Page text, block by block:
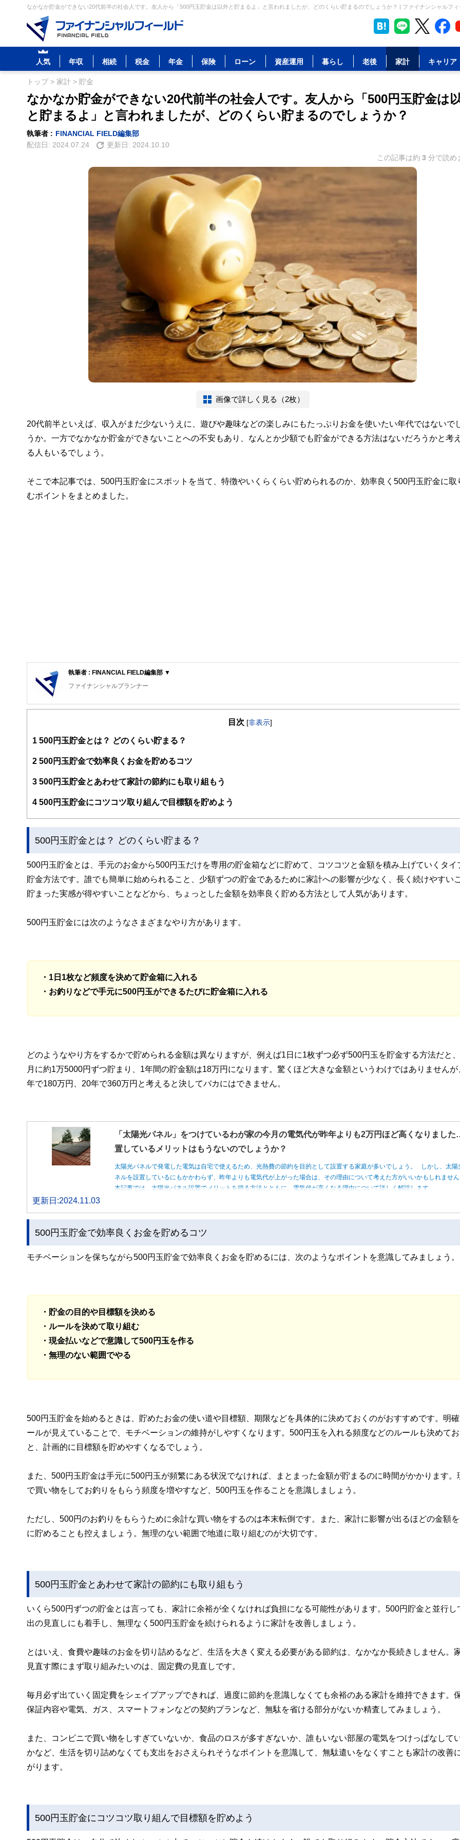
なかなか貯金ができない20代前半の社会人です。友人から「500円玉貯金は以外と貯まるよ」と言われましたが、どのくらい貯まるのでしょうか？ | ファイナンシャルフィ
人気 年収 相続 税金 年金 保険 ローン 資産運用 暮らし 老後 家計 キャリア
トップ> 家計 > 貯金
なかなか貯金ができない20代前半の社会人です。友人から「500円玉貯金は
と貯まるよ」と言われましたが、どのくらい貯まるのでしょうか？
執筆者 : FINANCIAL FIELD編集部
配信日: 2024.07.24 更新日: 2024.10.10
この記事は約 3 分で読め
画像で詳しく見る（2枚）
20代前半といえば、収入がまだ少ないうえに、遊びや趣味などの楽しみにもたっぷりお金を使いたい年代ではないで
うか。一方でなかなか貯金ができないことへの不安もあり、なんとか少額でも貯金ができる方法はないだろうかと考
る人もいるでしょう。
そこで本記事では、500円玉貯金にスポットを当て、特徴やいくらくらい貯められるのか、効率良く500円玉貯金に取
むポイントをまとめました。
執筆者 : FINANCIAL FIELD編集部 ▼
ファイナンシャルプランナー
FinancialField編集部は、金融、経済に関する記事を、日々の暮らしにどのような影響を与えるかという視点で、お金の知識がない方でも理解
案から記事掲載まですべての工程に関わることで、読者目線のコンテンツを追求しています。
FinancialFieldの特徴は、ファイナンシャルプランナー、弁護士、税理士、宅地建物取引士、相続診断士、住宅ローンアドバイザー、DCプラン
ー、公認会計士、社会保険労務士、行政書士、投資アナリスト、キャリアコンサルタントなど150名以上の有資格者を執筆者・監修者として迎
と、読み応えのあるコンテンツと確かな情報発信を実現しています。
私たちは、快適でより良い生活のアイデアを提供するお金のコンシェルジュを目指します。
目次 [非表示]
1 500円玉貯金とは？ どのくらい貯まる？
2 500円玉貯金で効率良くお金を貯めるコツ
3 500円玉貯金とあわせて家計の節約にも取り組もう
4 500円玉貯金にコツコツ取り組んで目標額を貯めよう
500円玉貯金とは？ どのくらい貯まる？
500円玉貯金とは、手元のお金から500円玉だけを専用の貯金箱などに貯めて、コツコツと金額を積み上げていくタイ
貯金方法です。誰でも簡単に始められること、少額ずつの貯金であるために家計への影響が少なく、長く続けやすいこ
貯まった実感が得やすいことなどから、ちょっとした金額を効率良く貯める方法として人気があります。
500円玉貯金には次のようなさまざまなやり方があります。
・1日1枚など頻度を決めて貯金箱に入れる
・お釣りなどで手元に500円玉ができるたびに貯金箱に入れる
どのようなやり方をするかで貯められる金額は異なりますが、例えば1日に1枚ずつ必ず500円玉を貯金する方法だと
月に約1万5000円ずつ貯まり、1年間の貯金額は18万円になります。驚くほど大きな金額というわけではありませんが
年で180万円、20年で360万円と考えると決してバカにはできません。
「太陽光パネル」をつけているわが家の今月の電気代が昨年よりも2万円ほど高くなりまし
置しているメリットはもうないのでしょうか？
太陽光パネルで発電した電気は自宅で使えるため、光熱費の節約を目的として設置する家庭が多いでしょう。 しかし、太陽
ネルを設置しているにもかかわらず、昨年よりも電気代が上がった場合は、その理由について考えた方がいいかもしれませ
本記事では、太陽光パネル設置でメリットを得る方法とともに、電気代が高くなる理由について詳しく解説します。
更新日:2024.11.03
500円玉貯金で効率良くお金を貯めるコツ
モチベーションを保ちながら500円玉貯金で効率良くお金を貯めるには、次のようなポイントを意識してみましょう。
・貯金の目的や目標額を決める
・ルールを決めて取り組む
・現金払いなどで意識して500円玉を作る
・無理のない範囲でやる
500円玉貯金を始めるときは、貯めたお金の使い道や目標額、期限などを具体的に決めておくのがおすすめです。明
ールが見えていることで、モチベーションの維持がしやすくなります。500円玉を入れる頻度などのルールも決めてお
と、計画的に目標額を貯めやすくなるでしょう。
また、500円玉貯金は手元に500円玉が頻繁にある状況でなければ、まとまった金額が貯まるのに時間がかかります。
で買い物をしてお釣りをもらう頻度を増やすなど、500円玉を作ることを意識しましょう。
ただし、500円のお釣りをもらうために余計な買い物をするのは本末転倒です。また、家計に影響が出るほどの金額
に貯めることも控えましょう。無理のない範囲で地道に取り組むのが大切です。
500円玉貯金とあわせて家計の節約にも取り組もう
いくら500円ずつの貯金とは言っても、家計に余裕が全くなければ負担になる可能性があります。500円貯金と並行し
出の見直しにも着手し、無理なく500円玉貯金を続けられるように家計を改善しましょう。
とはいえ、食費や趣味のお金を切り詰めるなど、生活を大きく変える必要がある節約は、なかなか長続きしません。
見直す際にまず取り組みたいのは、固定費の見直しです。
毎月必ず出ていく固定費をシェイプアップできれば、過度に節約を意識しなくても余裕のある家計を維持できます。
保証内容や電気、ガス、スマートフォンなどの契約プランなど、無駄を省ける部分がないか精査してみましょう。
また、コンビニで買い物をしすぎていないか、食品のロスが多すぎないか、誰もいない部屋の電気をつけっぱなして
かなど、生活を切り詰めなくても支出をおさえられそうなポイントを意識して、無駄遣いをなくすことも家計の改善
がります。
500円玉貯金にコツコツ取り組んで目標額を貯めよう